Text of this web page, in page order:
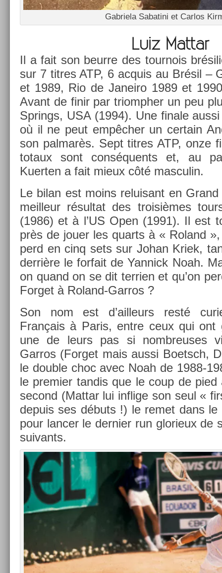
Gab­riela Sabatini et Car­los
Luiz Mat­tar
Il a fait son be­ur­re des tour­nois
sur 7 tit­res ATP, 6 ac­quis au Brésil –
et 1989, Rio de Janeiro 1989 et
Avant de finir par tri­omph­er un peu
Spr­ings, USA (1994). Une fin­ale
où il ne peut empêcher un cer­tain
son pal­marès. Sept tit­res ATP, onze
totaux sont con­séquents et, au
Kuert­en a fait mieux côté mas­culin.
Le bilan est moins re­luisant en
meil­leur résul­tat des troisiè­mes
(1986) et à l’US Open (1991). Il est
près de jouer les quarts à « Roland
perd en cinq sets sur Johan Kriek,
derrière le for­fait de Yan­nick Noah.
on quand on se dit ter­ri­en et qu’on
For­get à Roland-Garros ?
Son nom est d’ail­leurs resté
Français à Paris, entre ceux qui ont
une de leurs pas si nombreuses
Garros (For­get mais aussi Boetsch,
le doub­le choc avec Noah de 1988-
le pre­mi­er tan­dis que le coup de
second (Mat­tar lui in­flige son seul «
de­puis ses débuts !) le remet dans
pour lanc­er le de­rni­er run glorieux de
suivants.